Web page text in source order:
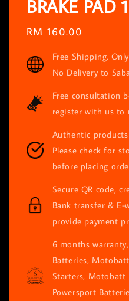
BRAKE PAD
Regular
RM 160.00
Free Shipping.
No Delivery to
Free consultation
register with us to
Authentic
Please check for
before placing
Secure QR code,
Bank transfer & E-
provide payment
6 months
Batteries,
Starters, Motobatt
Powersport